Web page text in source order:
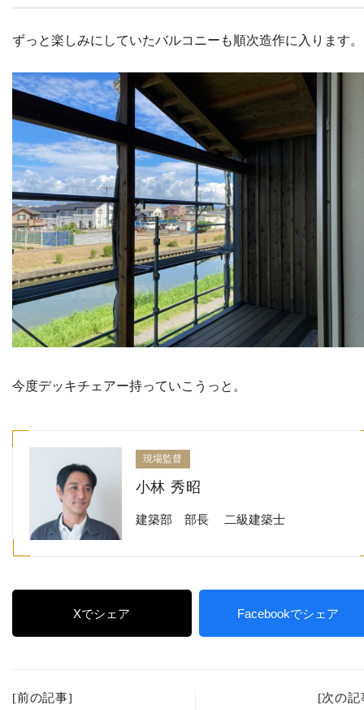
ずっと楽しみにしていたバルコニーも順次造作に入ります。
今度デッキチェアー持っていこうっと。
現場監督
小林 秀昭
建築部 部長 二級建築士
Xでシェア Facebookでシェア
[前の記事] [次の記